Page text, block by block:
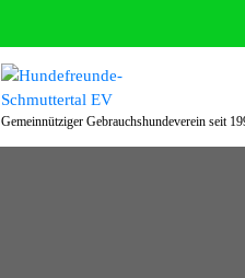
Gemeinnütziger Gebrauchshundeverein seit